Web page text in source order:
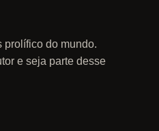
prolífico do mundo.
e seja parte desse